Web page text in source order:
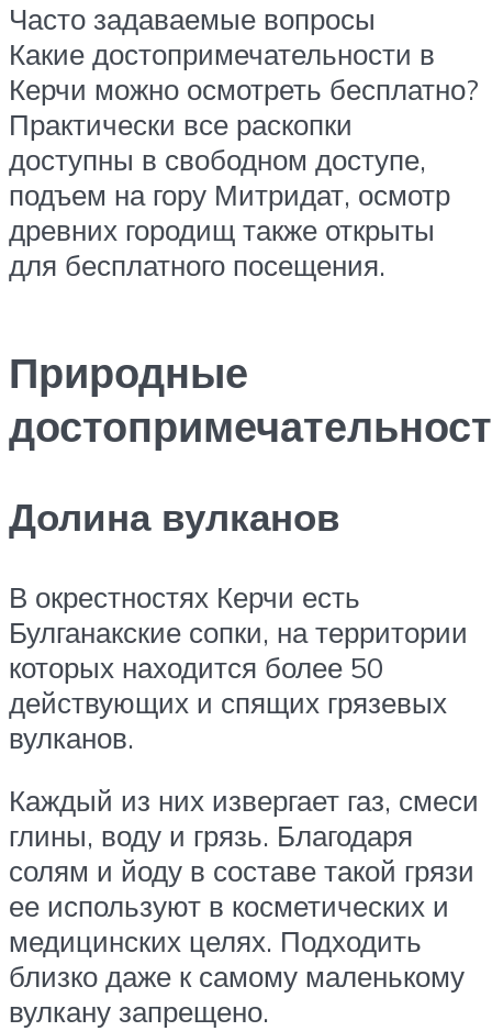
Часто задаваемые вопросы
Какие достопримечательности в
Керчи можно осмотреть бесплатно?
Практически все раскопки
доступны в свободном доступе,
подъем на гору Митридат, осмотр
древних городищ также открыты
для бесплатного посещения.
Природные
Долина вулканов
В окрестностях Керчи есть
Булганакские сопки, на территории
которых находится более 50
действующих и спящих грязевых
вулканов.
Каждый из них извергает газ, смеси
глины, воду и грязь. Благодаря
солям и йоду в составе такой грязи
ее используют в косметических и
медицинских целях. Подходить
близко даже к самому маленькому
вулкану запрещено.